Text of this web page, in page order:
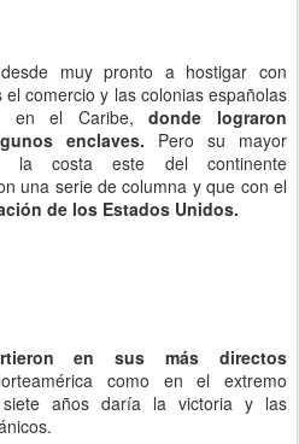
muy pronto a hostigar con
comercio y las colonias españolas
en el Caribe,donde lograron
enclaves. Pero su mayor
la costa este del continente
una serie de columna y que con el
de los Estados Unidos.
en sus más directos
como en el extremo
años daría la victoria y las